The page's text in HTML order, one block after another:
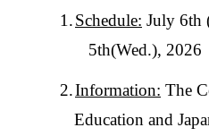
1.Schedule: July 6th
5th(Wed.), 2026
2.Information: The
Education and